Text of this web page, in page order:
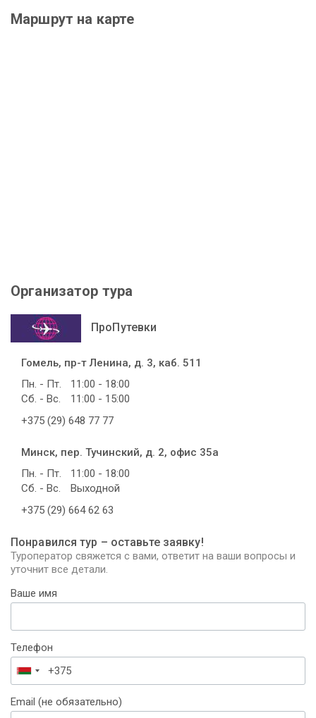
Маршрут на карте
Организатор тура
ПроПутевки
Гомель, пр-т Ленина, д. 3, каб. 511
Пн. - Пт.
11:00 - 18:00
Сб. - Вс.
11:00 - 15:00
+375 (29) 648 77 77
Минск, пер. Тучинский, д. 2, офис 35а
Пн. - Пт.
11:00 - 18:00
Сб. - Вс.
Выходной
+375 (29) 664 62 63
Понравился тур – оставьте заявку!
Туроператор свяжется с вами, ответит на ваши вопросы и
уточнит все детали.
Ваше имя
Телефон
Беларусь
+375
Email (не обязательно)